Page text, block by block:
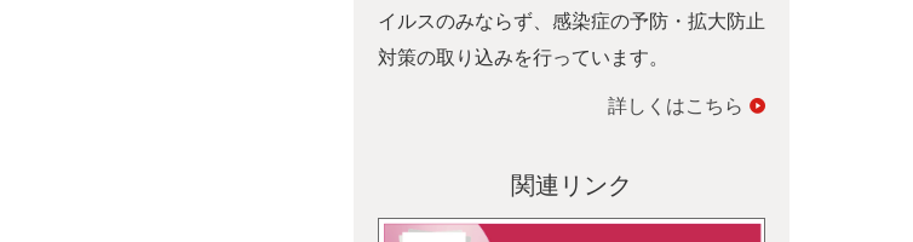
イルスのみならず、感染症の予防・拡大防止
対策の取り込みを行っています。
詳しくはこちら
関連リンク